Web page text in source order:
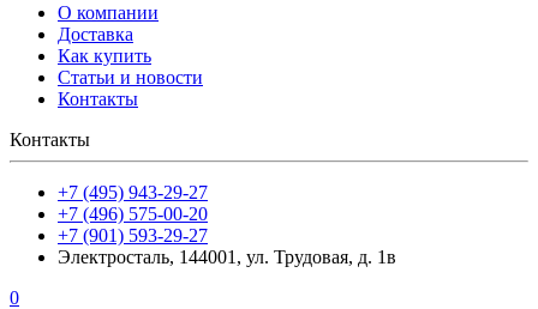
О компании
Доставка
Как купить
Статьи и новости
Контакты
Контакты
+7 (495) 943-29-27
+7 (496) 575-00-20
+7 (901) 593-29-27
Электросталь, 144001, ул. Трудовая, д. 1в
0